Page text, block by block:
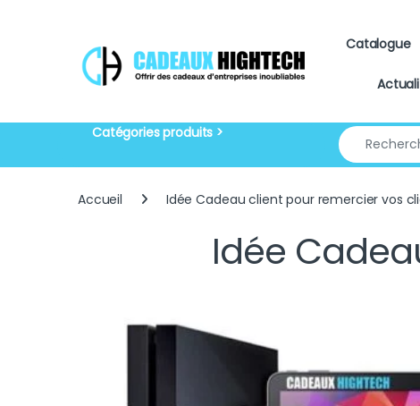
Catalogue
Search for:
Accueil Idée Cadeau client pour remercier vos
Idée